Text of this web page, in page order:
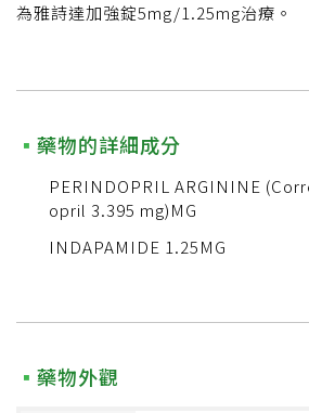
為雅詩達加強錠5mg/1.25mg治療。
藥物的詳細成分
PERINDOPRIL ARGININE
opril 3.395 mg)MG
INDAPAMIDE 1.25MG
藥物外觀